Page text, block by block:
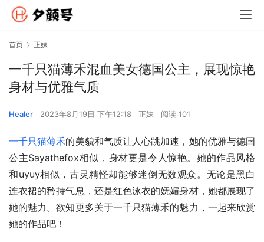
首页 正妹
一千只猫薄禾混血美女德国公主，展现惊艳
身材与优雅气质
Healer 2023年8月19日 下午12:18 正妹 阅读 101
一千只猫薄禾的美貌和气质让人心跳加速，她的优雅与德国
公主Sayathefox相似，身材更是令人惊艳。她的作品风格
和uyuy相似，古灵精怪却能够迷倒无数观众。无论是黑白
连衣裙的矜持气息，还是红色泳衣的妩媚身材，她都展现了
她的魅力。欲知更多关于一千只猫薄禾的魅力，一起来欣赏
她的作品吧！